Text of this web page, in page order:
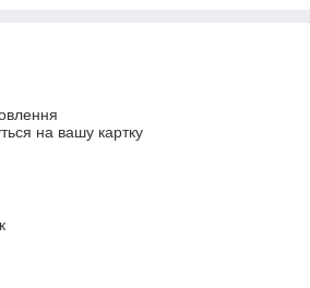
на вашу картку